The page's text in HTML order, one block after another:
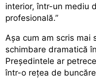
interior, într-un mediu
profesională.”
Așa cum am scris mai
schimbare dramatică
Președintele ar
într-o rețea de